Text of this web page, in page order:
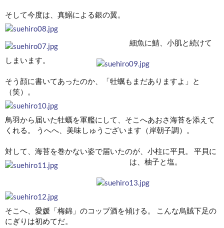
そして今度は、真鰯による銀の翼。
細魚に鯖、小肌と続けて
しまいます。
そう顔に書いてあったのか、「牡蠣もまだありますよ」と
（笑）。
鳥羽から届いた牡蠣を軍艦にして、そこへあおさ海苔を添えて
くれる。 うへへ、美味しゅうございます（岸朝子調）。
対して、海苔を巻かない姿で届いたのが、小柱に平貝。 平貝に
は、柚子と塩。
そこへ、愛媛「梅錦」のコップ酒を傾ける。 こんな烏賊下足の
にぎりは初めてだ。